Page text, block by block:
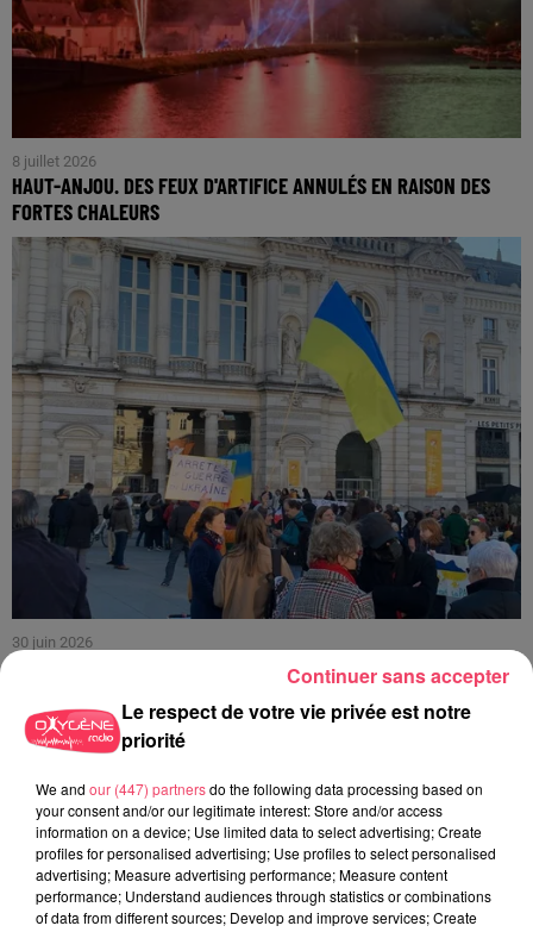
8 juillet 2026
HAUT-ANJOU. DES FEUX D'ARTIFICE ANNULÉS EN RAISON DES
FORTES CHALEURS
30 juin 2026
HAUT-ANJOU. CETTE VILLE FAIT UN DON DE 11 000 € POUR AIDER
Le respect de votre vie privée est notre
priorité
We and our (447) partnersdo the following data processing based on
your consent and/or our legitimate interest: Store and/or access
information on a device; Use limited data to select advertising; Create
profiles for personalised advertising; Use profiles to select personalised
advertising; Measure advertising performance; Measure content
performance; Understand audiences through statistics or combinations
of data from different sources; Develop and improve services; Create
Continuer sans accepter